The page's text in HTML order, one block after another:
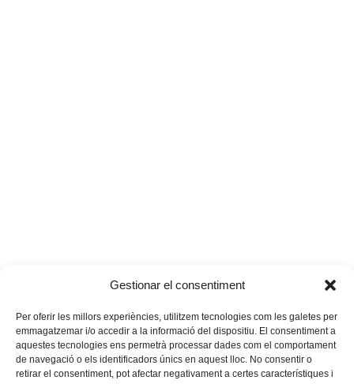
Gestionar el consentiment
Per oferir les millors experiències, utilitzem tecnologies com les galetes per
emmagatzemar i/o accedir a la informació del dispositiu. El consentiment a
aquestes tecnologies ens permetrà processar dades com el comportament
de navegació o els identificadors únics en aquest lloc. No consentir o
retirar el consentiment, pot afectar negativament a certes característiques i